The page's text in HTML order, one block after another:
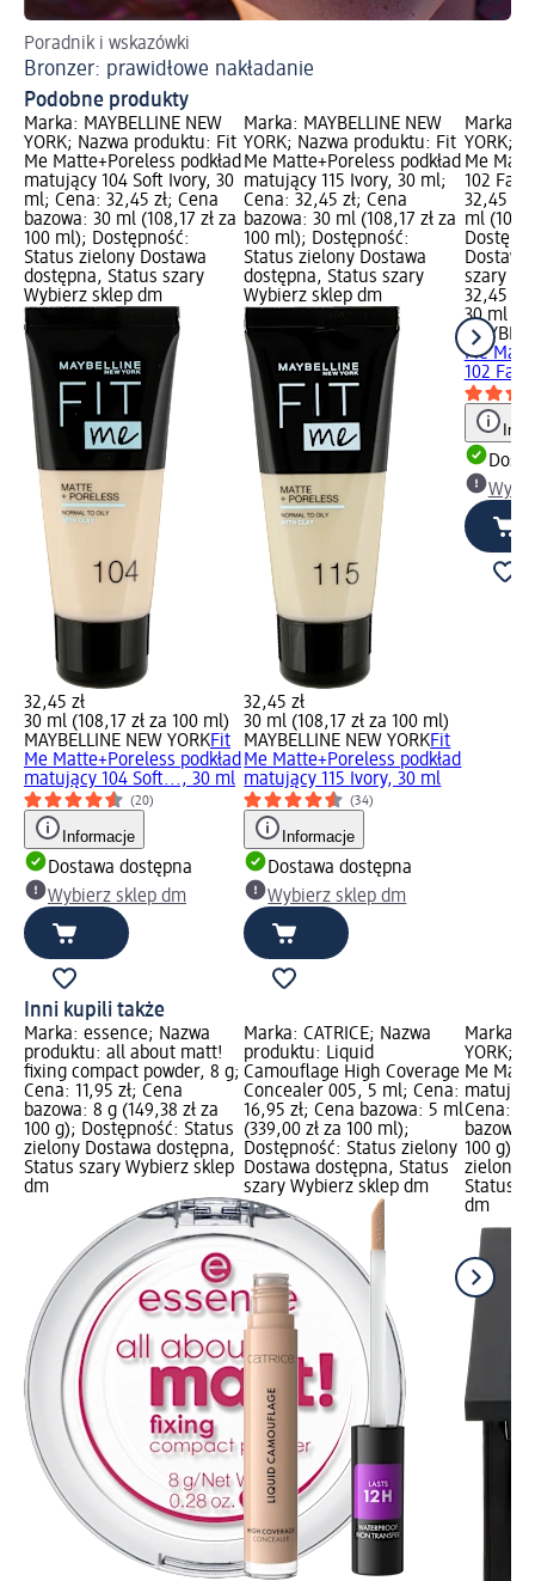
Poradnik i wskazówki
Bronzer: prawidłowe nakładanie
Podobne produkty
Marka: MAYBELLINE NEW
YORK; Nazwa produktu: Fit
Me Matte+Poreless podkład
matujący 104 Soft Ivory, 30
ml; Cena: 32,45 zł; Cena
bazowa: 30 ml (108,17 zł za
100 ml); Dostępność:
Status zielony Dostawa
dostępna, Status szary
Wybierz sklep dm
32,45 zł
30 ml (108,17 zł za 100 ml)
MAYBELLINE NEW YORKFit
Me Matte+Poreless podkład
matujący 104 Soft..., 30 ml
(20)
Informacje
Dostawa dostępna
Wybierz sklep dm
Marka: MAYBELLINE NEW
YORK; Nazwa produktu: Fit
Me Matte+Poreless podkład
matujący 115 Ivory, 30 ml;
Cena: 32,45 zł; Cena
bazowa: 30 ml (108,17 zł za
100 ml); Dostępność:
Status zielony Dostawa
dostępna, Status szary
Wybierz sklep dm
32,45 zł
30 ml (108,17 zł za 100 ml)
MAYBELLINE NEW YORKFit
Me Matte+Poreless podkład
matujący 115 Ivory, 30 ml
(34)
Informacje
Dostawa dostępna
Wybierz sklep dm
Marka:
YORK;
Me
102
32,45
ml
szary
32,45 zł
30 ml
Me
102
Inni kupili także
Marka: essence; Nazwa
produktu: all about matt!
fixing compact powder, 8 g;
Cena: 11,95 zł; Cena
bazowa: 8 g (149,38 zł za
100 g); Dostępność: Status
zielony Dostawa dostępna,
Status szary Wybierz sklep
dm
Marka: CATRICE; Nazwa
produktu: Liquid
Camouflage High Coverage
Concealer 005, 5 ml; Cena:
16,95 zł; Cena bazowa: 5 ml
(339,00 zł za 100 ml);
Dostępność: Status zielony
Dostawa dostępna, Status
szary Wybierz sklep dm
Marka:
YORK;
Me
Cena:
bazowa:
100 g);
zielony
Status
dm